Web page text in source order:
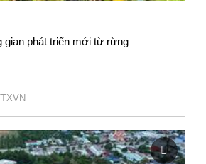
phát triển mới từ rừng